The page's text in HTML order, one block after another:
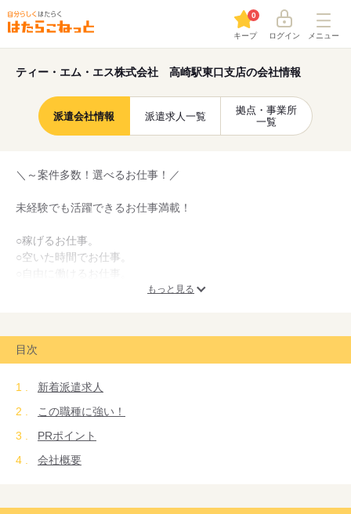
キープ
0
ログイン メニュー
ティー・エム・エス株式会社 高崎駅東口支店の会社情報
派遣会社情報 派遣求人一覧
拠点・事業所
一覧
＼～案件多数！選べるお仕事！／
未経験でも活躍できるお仕事満載！
○稼げるお仕事。
○空いた時間でお仕事。
アナタに合った働き方をご提供します！
もっと見る
目次
新着派遣求人
この職種に強い！
PRポイント
会社概要